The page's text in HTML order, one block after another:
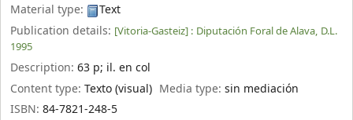
Material type:
Text
Publication details: [Vitoria-Gasteiz] : Diputación Foral de Alava, D.L.
1995
Description: 63 p; il. en col
Content type: Texto (visual) Media type:sin mediación
ISBN: 84-7821-248-5